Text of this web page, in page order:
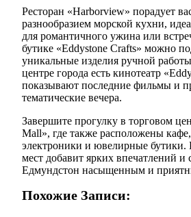
Ресторан «Harborview» порадует
разнообразием морской кухни,
для романтичного ужина или
бутике «Eddystone Crafts» можно
уникальные изделия ручной
центре города есть кинотеатр
показывают последние фильмы и
тематические вечера.
Завершите прогулку в торговом
Mall», где также расположены
электроники и ювелирные бутики.
мест добавит ярких впечатлений и
Едмундстон насыщенным и
Похожие Записи: